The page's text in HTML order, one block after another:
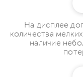
На дисплее
количества
наличие